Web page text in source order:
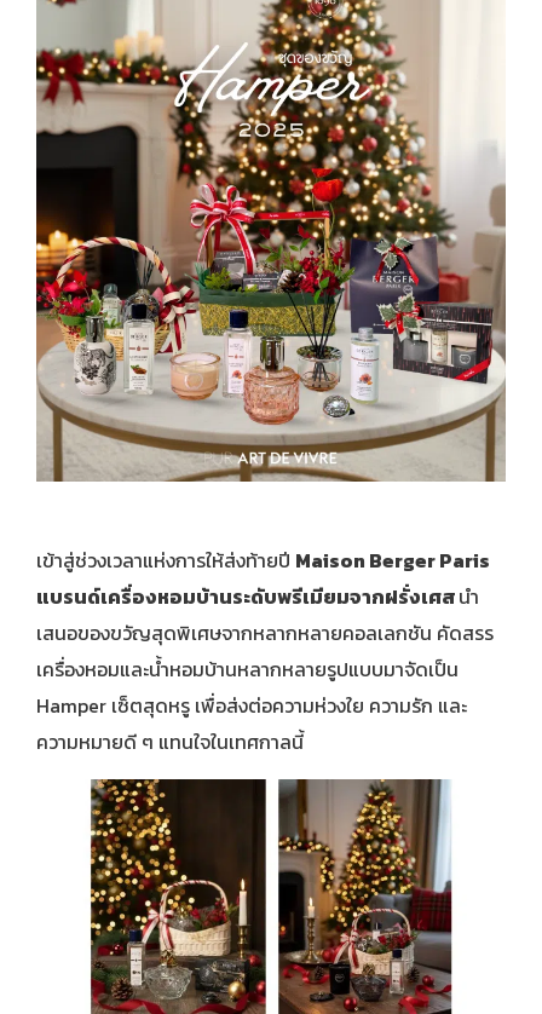
เข้าสู่ช่วงเวลาแห่งการให้ส่งท้ายปี Maison Berger Paris
แบรนด์เครื่องหอมบ้านระดับพรีเมียมจากฝรั่งเศสนำ
เสนอของขวัญสุดพิเศษจากหลากหลายคอลเลกชัน คัดสรร
เครื่องหอมและน้ำหอมบ้านหลากหลายรูปแบบมาจัดเป็น
Hamper เซ็ตสุดหรู เพื่อส่งต่อความห่วงใย ความรัก และ
ความหมายดี ๆ แทนใจในเทศกาลนี้